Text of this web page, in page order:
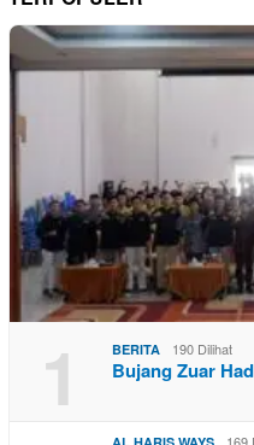
1 BERITA 190 Dilihat
Bujang Zuar